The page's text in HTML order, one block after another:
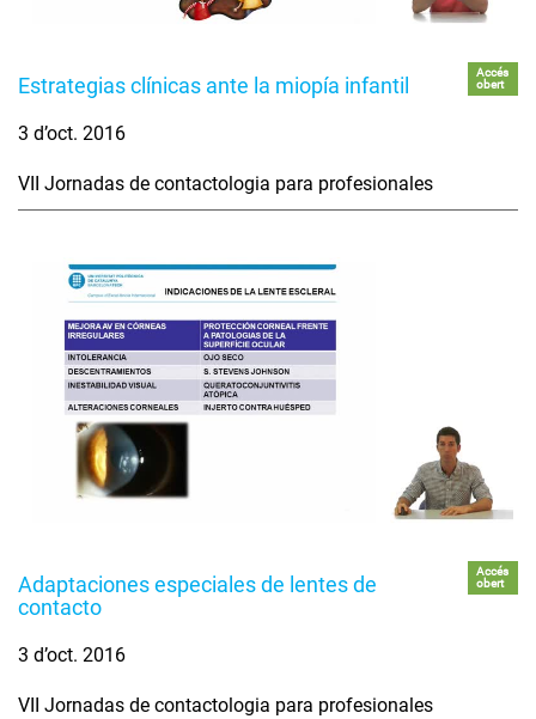
Estrategias clínicas ante la miopía infantil
Accés
obert
3 d’oct. 2016
VII Jornadas de contactologia para profesionales
Adaptaciones especiales de lentes de
contacto
Accés
obert
3 d’oct. 2016
VII Jornadas de contactologia para profesionales